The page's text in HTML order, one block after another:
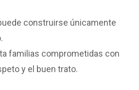
construirse únicamente
familias comprometidas con
y el buen trato.